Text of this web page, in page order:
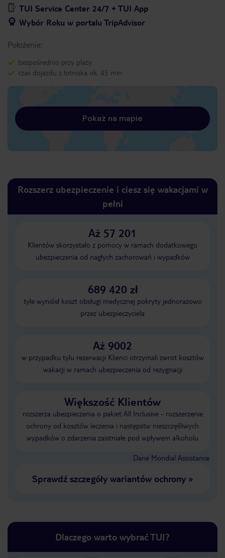
TUI Service Center 24/7 + TUI App
Wybór Roku w portalu TripAdvisor
Położenie:
bezpośrednio przy plaży
czas dojazdu z lotniska ok. 45 min
Pokaż na mapie
Rozszerz ubezpieczenie i ciesz się wakacjami w
pełni
Aż 57 201
Klientów skorzystało z pomocy w ramach dodatkowego
ubezpieczenia od nagłych zachorowań i wypadków
689 420 zł
tyle wyniósł koszt obsługi medycznej pokryty jednorazowo
przez ubezpieczyciela
Aż 9002
w przypadku tylu rezerwacji Klienci otrzymali zwrot kosztów
wakacji w ramach ubezpieczenia od rezygnacji
Większość Klientów
rozszerza ubezpieczenia o pakiet All Inclusive - rozszerzenie
ochrony od kosztów leczenia i następstw nieszczęśliwych
wypadków o zdarzenia zaistniałe pod wpływem alkoholu
Dane Mondial Assistance
Sprawdź szczegóły wariantów ochrony»
Dlaczego warto wybrać TUI?